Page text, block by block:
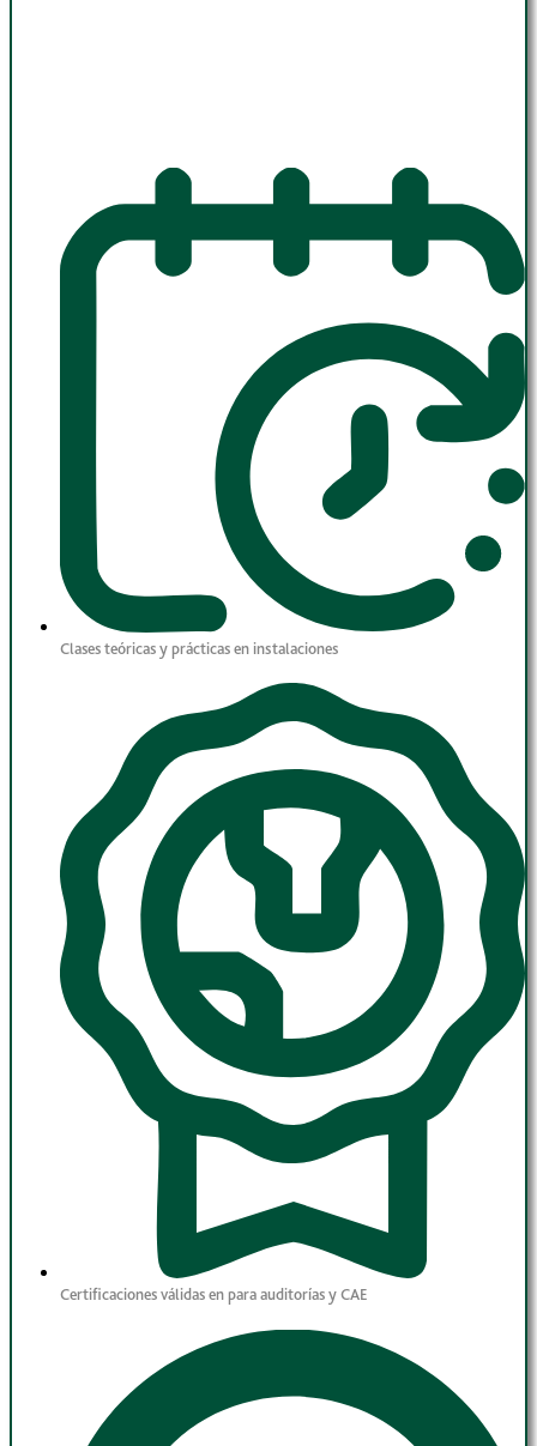
Clases teóricas y prácticas en instalaciones
Certificaciones válidas en para auditorías y CAE